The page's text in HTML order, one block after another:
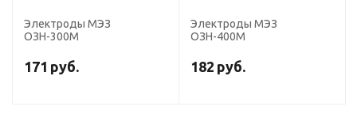
Электроды МЭЗ
ОЗН-300М
171 руб.
Электроды МЭЗ
ОЗН-400М
182 руб.